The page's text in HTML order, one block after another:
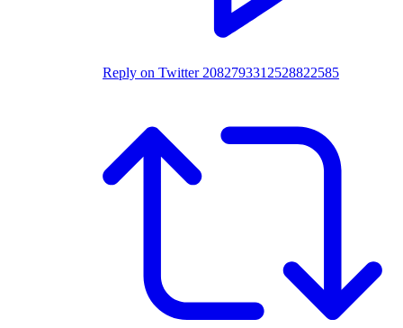
Reply on Twitter 2082793312528822585